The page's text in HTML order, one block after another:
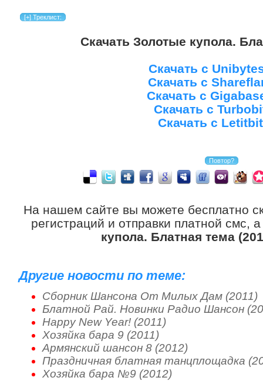
Скачать Золотые купола.
Скачать с
Скачать с
Скачать с
Скачать с
Скачать с
На нашем сайте вы можете бесплатно
регистраций и отправки платной смс,
купола. Блатная тема
Другие новости по теме:
Сборник Шансона От Милых Дам (2011)
Блатной Рай. Новинки Радио Шансон
Happy New Year! (2011)
Хозяйка бара 9 (2011)
Армянский шансон 8 (2012)
Праздничная блатная танцплощадка
Хозяйка бара №9 (2012)